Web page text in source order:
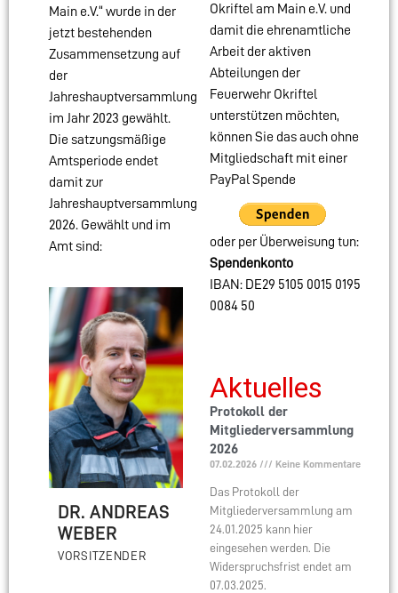
Main e.V.“ wurde in der
jetzt bestehenden
Zusammensetzung auf
der
Jahreshauptversammlung
im Jahr 2023 gewählt.
Die satzungsmäßige
Amtsperiode endet
damit zur
Jahreshauptversammlung
2026. Gewählt und im
Amt sind:
DR. ANDREAS
WEBER
VORSITZENDER
Okriftel am Main e.V. und
damit die ehrenamtliche
Arbeit der aktiven
Abteilungen der
Feuerwehr Okriftel
unterstützen möchten,
können Sie das auch ohne
Mitgliedschaft mit einer
PayPal Spende
oder per Überweisung tun:
Spendenkonto
IBAN: DE29 5105 0015 0195
0084 50
Aktuelles
Protokoll der
Mitgliederversammlung
2026
07.02.2026 Keine Kommentare
Das Protokoll der
Mitgliederversammlung am
24.01.2025 kann hier
eingesehen werden. Die
Widerspruchsfrist endet am
07.03.2025.